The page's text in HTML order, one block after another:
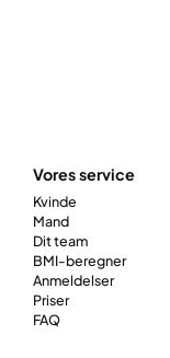
Vores service
Kvinde
Mand
Dit team
BMI-beregner
Anmeldelser
Priser
FAQ